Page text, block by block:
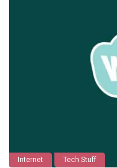
Internet Tech Stuff